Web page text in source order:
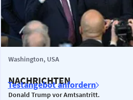
Washington, USA
NACHRICHTEN
Donald Trump vor Amtsantritt.
Testangebot anfordern